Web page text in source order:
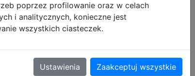
poprzez profilowanie oraz w celach
i analitycznych, konieczne jest
wszystkich ciasteczek.
Ustawienia Zaakceptuj wszystkie